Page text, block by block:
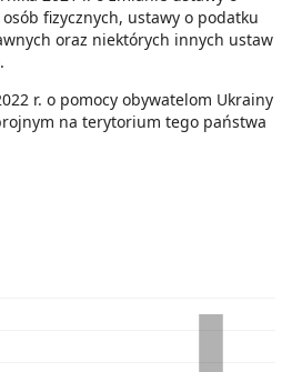
fizycznych, ustawy o podatku
oraz niektórych innych ustaw
r. o pomocy obywatelom Ukrainy
na terytorium tego państwa